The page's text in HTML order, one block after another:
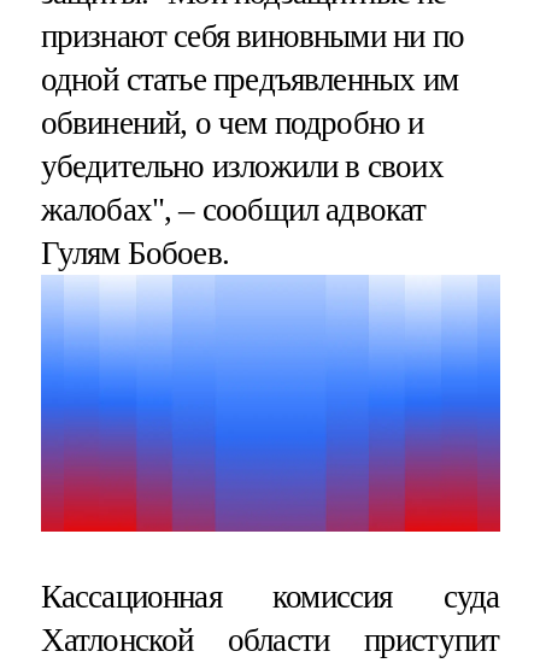
признают себя виновными ни по
одной статье предъявленных им
обвинений, о чем подробно и
убедительно изложили в своих
жалобах", – сообщил адвокат
Гулям Бобоев.
Кассационная комиссия суда
Хатлонской области приступит